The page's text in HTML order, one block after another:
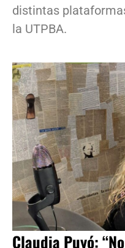
distintas
la UTPBA.
Claudia Puyó: